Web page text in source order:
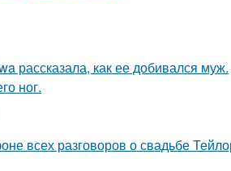
рассказала, как ее добивался муж.
ног.
всех разговоров о свадьбе